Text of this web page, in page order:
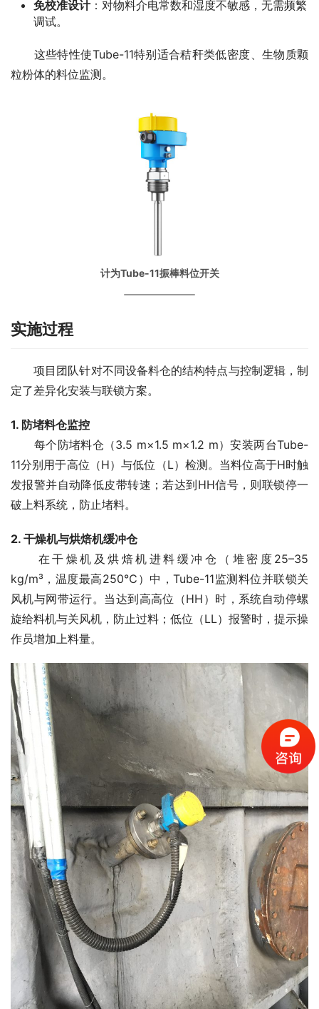
免校准设计：对物料介电常数和湿度不敏感，无需频繁
调试。
这些特性使Tube-11特别适合秸秆类低密度、生物质颗
粒粉体的料位监测。
计为Tube-11振棒料位开关
实施过程
项目团队针对不同设备料仓的结构特点与控制逻辑，制
定了差异化安装与联锁方案。
1. 防堵料仓监控
每个防堵料仓（3.5 m×1.5 m×1.2 m）安装两台Tube-
11分别用于高位（H）与低位（L）检测。当料位高于H时触
发报警并自动降低皮带转速；若达到HH信号，则联锁停一
破上料系统，防止堵料。
2. 干燥机与烘焙机缓冲仓
在干燥机及烘焙机进料缓冲仓（堆密度25–35
kg/m³，温度最高250℃）中，Tube-11监测料位并联锁关
风机与网带运行。当达到高高位（HH）时，系统自动停螺
旋给料机与关风机，防止过料；低位（LL）报警时，提示操
作员增加上料量。